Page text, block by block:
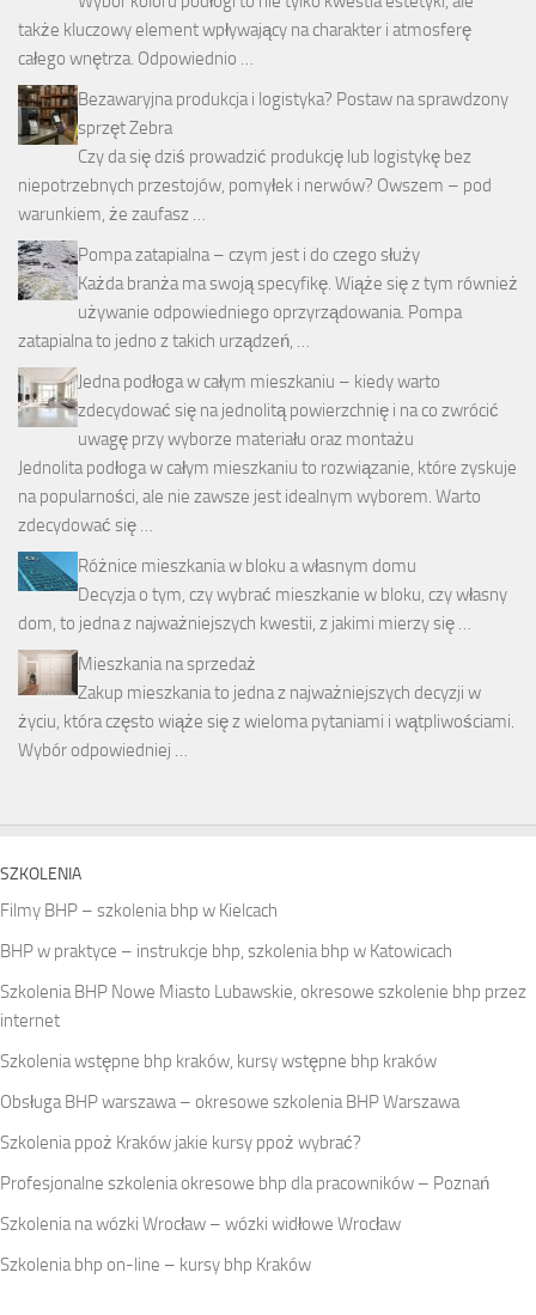
także kluczowy element wpływający na charakter i atmosferę
całego wnętrza. Odpowiednio …
Bezawaryjna produkcja i logistyka? Postaw na sprawdzony
sprzęt Zebra
Czy da się dziś prowadzić produkcję lub logistykę bez
niepotrzebnych przestojów, pomyłek i nerwów? Owszem – pod
warunkiem, że zaufasz …
Pompa zatapialna – czym jest i do czego służy
Każda branża ma swoją specyfikę. Wiąże się z tym również
używanie odpowiedniego oprzyrządowania. Pompa
zatapialna to jedno z takich urządzeń, …
Jedna podłoga w całym mieszkaniu – kiedy warto
zdecydować się na jednolitą powierzchnię i na co zwrócić
uwagę przy wyborze materiału oraz montażu
Jednolita podłoga w całym mieszkaniu to rozwiązanie, które zyskuje
na popularności, ale nie zawsze jest idealnym wyborem. Warto
zdecydować się …
Różnice mieszkania w bloku a własnym domu
Decyzja o tym, czy wybrać mieszkanie w bloku, czy własny
dom, to jedna z najważniejszych kwestii, z jakimi mierzy się …
Mieszkania na sprzedaż
Zakup mieszkania to jedna z najważniejszych decyzji w
życiu, która często wiąże się z wieloma pytaniami i wątpliwościami.
Wybór odpowiedniej …
SZKOLENIA
Filmy BHP – szkolenia bhp w Kielcach
BHP w praktyce – instrukcje bhp, szkolenia bhp w Katowicach
Szkolenia BHP Nowe Miasto Lubawskie, okresowe szkolenie bhp przez
internet
Szkolenia wstępne bhp kraków, kursy wstępne bhp kraków
Obsługa BHP warszawa – okresowe szkolenia BHP Warszawa
Szkolenia ppoż Kraków jakie kursy ppoż wybrać?
Profesjonalne szkolenia okresowe bhp dla pracowników – Poznań
Szkolenia na wózki Wrocław – wózki widłowe Wrocław
Szkolenia bhp on-line – kursy bhp Kraków